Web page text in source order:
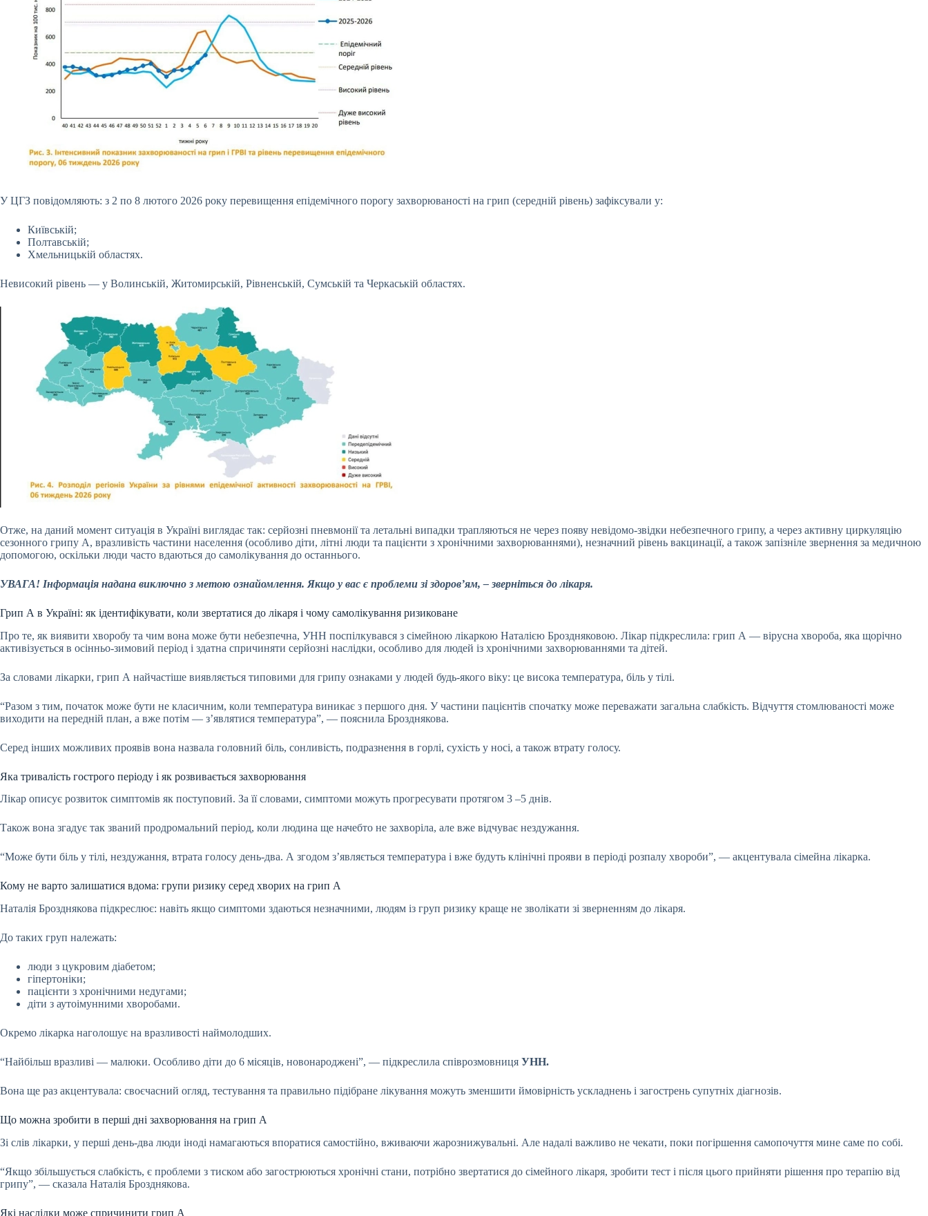
У ЦГЗ повідомляють: з 2 по 8 лютого 2026 року перевищення епідемічного порогу захворюваності на грип (середній рівень) зафіксували у:
Київській;
Полтавській;
Хмельницькій областях.
Невисокий рівень — у Волинській, Житомирській, Рівненській, Сумській та Черкаській областях.
Отже, на даний момент ситуація в Україні виглядає так: серйозні пневмонії та летальні випадки трапляються не через появу невідомо-звідки небезпечного грипу, а через активну циркуляцію
сезонного грипу A, вразливість частини населення (особливо діти, літні люди та пацієнти з хронічними захворюваннями), незначний рівень вакцинації, а також запізніле звернення за медичною
допомогою, оскільки люди часто вдаються до самолікування до останнього.
УВАГА! Інформація надана виключно з метою ознайомлення. Якщо у вас є проблеми зі здоров’ям, – зверніться до лікаря.
Грип А в Україні: як ідентифікувати, коли звертатися до лікаря і чому самолікування ризиковане
Про те, як виявити хворобу та чим вона може бути небезпечна, УНН поспілкувався з сімейною лікаркою Наталією Броздняковою. Лікар підкреслила: грип А — вірусна хвороба, яка щорічно
активізується в осінньо-зимовий період і здатна спричиняти серйозні наслідки, особливо для людей із хронічними захворюваннями та дітей.
За словами лікарки, грип А найчастіше виявляється типовими для грипу ознаками у людей будь-якого віку: це висока температура, біль у тілі.
“Разом з тим, початок може бути не класичним, коли температура виникає з першого дня. У частини пацієнтів спочатку може переважати загальна слабкість. Відчуття стомлюваності може
виходити на передній план, а вже потім — з’являтися температура”, — пояснила Брозднякова.
Серед інших можливих проявів вона назвала головний біль, сонливість, подразнення в горлі, сухість у носі, а також втрату голосу.
Яка тривалість гострого періоду і як розвивається захворювання
Лікар описує розвиток симптомів як поступовий. За її словами, симптоми можуть прогресувати протягом 3 –5 днів.
Також вона згадує так званий продромальний період, коли людина ще начебто не захворіла, але вже відчуває нездужання.
“Може бути біль у тілі, нездужання, втрата голосу день-два. А згодом з’являється температура і вже будуть клінічні прояви в періоді розпалу хвороби”, — акцентувала сімейна лікарка.
Кому не варто залишатися вдома: групи ризику серед хворих на грип А
Наталія Брозднякова підкреслює: навіть якщо симптоми здаються незначними, людям із груп ризику краще не зволікати зі зверненням до лікаря.
До таких груп належать:
люди з цукровим діабетом;
гіпертоніки;
пацієнти з хронічними недугами;
діти з аутоімунними хворобами.
Окремо лікарка наголошує на вразливості наймолодших.
“Найбільш вразливі — малюки. Особливо діти до 6 місяців, новонароджені”, — підкреслила співрозмовниця УНН.
Вона ще раз акцентувала: своєчасний огляд, тестування та правильно підібране лікування можуть зменшити ймовірність ускладнень і загострень супутніх діагнозів.
Що можна зробити в перші дні захворювання на грип А
Зі слів лікарки, у перші день-два люди іноді намагаються впоратися самостійно, вживаючи жарознижувальні. Але надалі важливо не чекати, поки погіршення самопочуття мине саме по собі.
“Якщо збільшується слабкість, є проблеми з тиском або загострюються хронічні стани, потрібно звертатися до сімейного лікаря, зробити тест і після цього прийняти рішення про терапію від
грипу”, — сказала Наталія Брозднякова.
Які наслідки може спричинити грип А